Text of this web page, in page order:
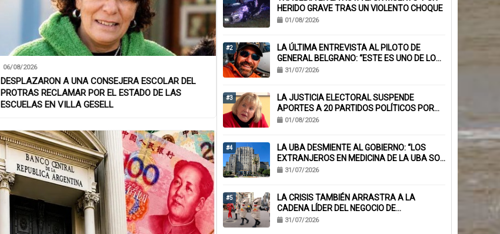
06/08/2026
DESPLAZARON A UNA CONSEJERA ESCOLAR DEL
PROTRAS RECLAMAR POR EL ESTADO DE LAS
ESCUELAS EN VILLA GESELL
HERIDO GRAVE TRAS UN VIOLENTO CHOQUE
01/08/2026
#2
LA ÚLTIMA ENTREVISTA AL PILOTO DE
GENERAL BELGRANO: “ESTE ES UNO DE LOS
TRABAJOS CON MÁS RIESGO”
31/07/2026
#3
LA JUSTICIA ELECTORAL SUSPENDE
APORTES A 20 PARTIDOS POLÍTICOS POR
FALTA DE BALANCES
01/08/2026
#4
LA UBA DESMIENTE AL GOBIERNO: “LOS
EXTRANJEROS EN MEDICINA DE LA UBA SON
EL 6,1%, NO EL 40%”
31/07/2026
#5
LA CRISIS TAMBIÉN ARRASTRA A LA
CADENA LÍDER DEL NEGOCIO DE
EMPANADAS QUE ACUMULA MÁS DE 230
31/07/2026